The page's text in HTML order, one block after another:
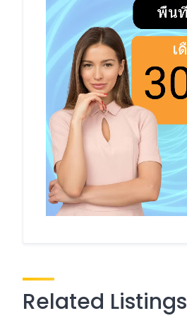
Related Listings